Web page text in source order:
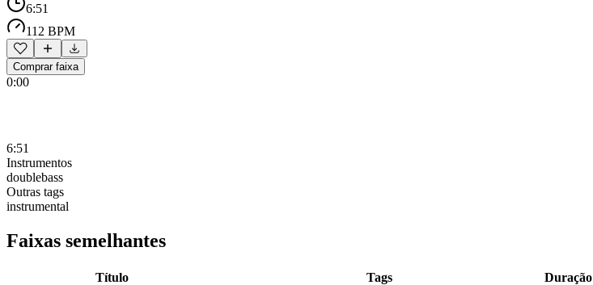
6:51
112 BPM
Comprar faixa
0:00
6:51
Instrumentos
doublebass
Outras tags
instrumental
Faixas semelhantes
Título Tags Duração